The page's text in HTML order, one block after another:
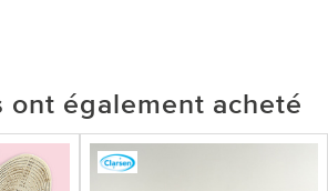
ont également acheté